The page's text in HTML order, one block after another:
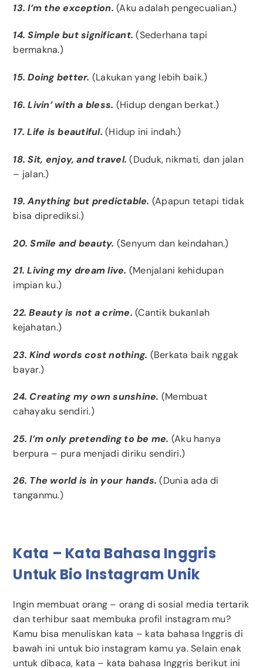
13. I’m the exception.(Aku adalah pengecualian.)
14. Simple but significant.(Sederhana tapi
bermakna.)
15. Doing better. (Lakukan yang lebih baik.)
16. Livin’ with a bless. (Hidup dengan berkat.)
17. Life is beautiful.(Hidup ini indah.)
18. Sit, enjoy, and travel.(Duduk, nikmati, dan jalan
– jalan.)
19. Anything but predictable. (Apapun tetapi tidak
bisa diprediksi.)
20. Smile and beauty. (Senyum dan keindahan.)
21. Living my dream live. (Menjalani kehidupan
impian ku.)
22. Beauty is not a crime.(Cantik bukanlah
kejahatan.)
23. Kind words cost nothing. (Berkata baik nggak
bayar.)
24. Creating my own sunshine. (Membuat
cahayaku sendiri.)
25. I’m only pretending to be me. (Aku hanya
berpura – pura menjadi diriku sendiri.)
26. The world is in your hands.(Dunia ada di
tanganmu.)
Kata – Kata Bahasa Inggris
Untuk Bio Instagram Unik
Ingin membuat orang – orang di sosial media tertarik
dan terhibur saat membuka profil instagram mu?
Kamu bisa menuliskan kata – kata bahasa Inggris di
bawah ini untuk bio instagram kamu ya. Selain enak
untuk dibaca, kata – kata bahasa Inggris berikut ini